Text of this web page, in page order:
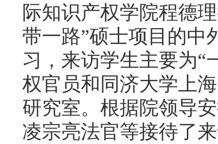
际知识产权学院程德
带一路”硕士项目的中
习，来访学生主要为“
权官员和同济大学上
研究室。根据院领导
凌宗亮法官等接待了